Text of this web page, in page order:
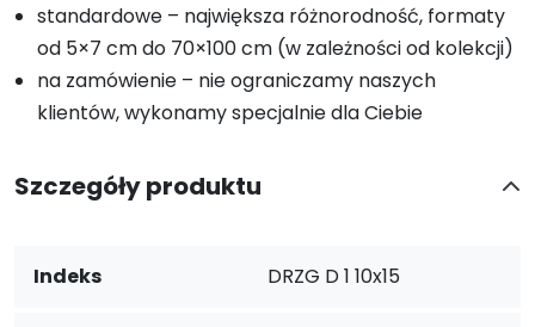
standardowe – największa różnorodność, formaty
od 5×7 cm do 70×100 cm (w zależności od kolekcji)
na zamówienie – nie ograniczamy naszych
klientów, wykonamy specjalnie dla Ciebie
Szczegóły produktu
Indeks DRZG D 1 10x15